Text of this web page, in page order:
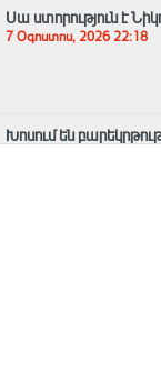
Սա ստորություն է
7 Օգոստոս, 2026 22:18
Խոսում են